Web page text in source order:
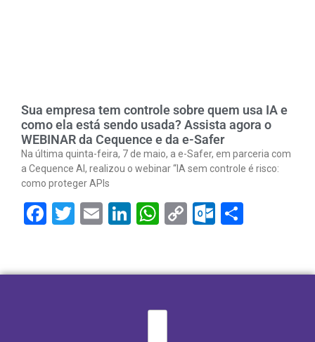
Sua empresa tem controle sobre quem usa IA e
como ela está sendo usada? Assista agora o
WEBINAR da Cequence e da e-Safer
Na última quinta-feira, 7 de maio, a e-Safer, em parceria com
a Cequence AI, realizou o webinar “IA sem controle é risco:
como proteger APIs
Facebook
Twitter
EmailLinkedIn
WhatsApp
Copy